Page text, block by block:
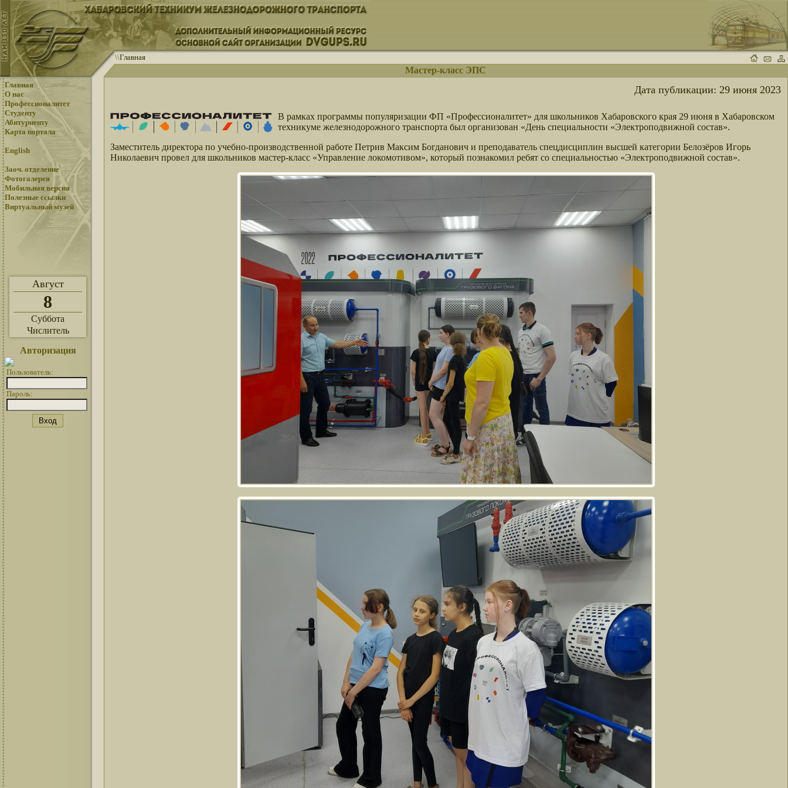
\\Главная
Мастер-класс ЭПС
Главная
О нас
Профессионалитет
Студенту
Абитуриенту
Карта портала
English
Заоч. отделение
Фотогалерея
Мобильная версия
Полезные ссылки
Виртуальный музей
Август
8
Суббота
Числитель
Авторизация
Пользователь:
Пароль:
Дата публикации: 29 июня 2023
В рамках программы популяризации ФП «Профессионалитет» для школьников Хабаровского края 29 июня в Хабаровском
техникуме железнодорожного транспорта был организован «День специальности «Электроподвижной состав».
Заместитель директора по учебно-производственной работе Петрив Максим Богданович и преподаватель спецдисциплин высшей категории Белозёров Игорь
Николаевич провел для школьников мастер-класс «Управление локомотивом», который познакомил ребят со специальностью «Электроподвижной состав».